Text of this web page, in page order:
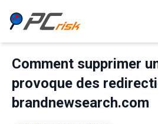
Comment supprimer
provoque des
brandnewsearch.com